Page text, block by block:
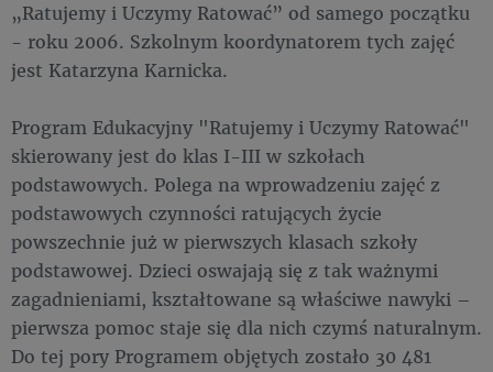
„Ratujemy i Uczymy Ratować” od samego początku
- roku 2006. Szkolnym koordynatorem tych zajęć
jest Katarzyna Karnicka.
Program Edukacyjny "Ratujemy i Uczymy Ratować"
skierowany jest do klas I-III w szkołach
podstawowych. Polega na wprowadzeniu zajęć z
podstawowych czynności ratujących życie
powszechnie już w pierwszych klasach szkoły
podstawowej. Dzieci oswajają się z tak ważnymi
zagadnieniami, kształtowane są właściwe nawyki –
pierwsza pomoc staje się dla nich czymś naturalnym.
Do tej pory Programem objętych zostało 30 481